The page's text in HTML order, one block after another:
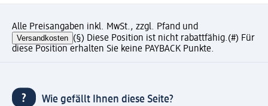
Alle Preisangaben inkl. MwSt., zzgl. Pfand und
Versandkosten (§) Diese Position ist nicht rabattfähig.(#) Für
diese Position erhalten Sie keine PAYBACK Punkte.
Wie gefällt Ihnen diese Seite?